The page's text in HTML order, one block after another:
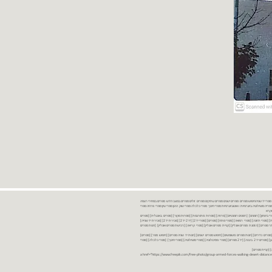
ספרים יד שניה ספרים משומשים ספרים חדשים ספרים יד 2 מכירת ספרים יד שניה ספרי יד שניהחיפוש ספרים ספרים ישנים ספרים עתיקים ספרים זולים ספרים במצב חדש ספרים במחירי רצפה
במבצע ספרים יד 2 ברמת גן ספרים יד 2 ביבנה יד 2 ספרים ספרי פסיכולוגיה ספריה סוציולוגיה ביוגרפיות ו אוטוביוגרפיות ספרי חינוך ספרי כלכלה ספרי שוק ההון ספרי עיון ספרי פרוזה ספרי
ביטחון] [רומנים] [רומנים רומנטיים] [פרוזה] [ספרות מתורגמת] [ספרות מקור] [ספרים באנגלית] [ספרים
חדשים מהחנות] [ספרים מומלצים] [ספרי בישול] [ספרי עידן חדש] [ספרי עסקים] [ספרי מורשת] [מחזות] [ספרי שירה] [ספרי בריאות] [ספרי תזונה] [ספרי רפואה] [ספרי מתח] [ספרים] [ספרי יד 2[ [יד 2 יד 2[ [מכירת יד 2[ [מכירת יד שנייה]
יד 2[ [ספר] [ספרים יד 2[ [הזמנת ספרים] [יד 2 ספרים] [ספרים בזול] [אתר ספרים] [הזמנת ספרים אונליין] [קניית ספרים אונליין] [ספרי קריאה] [רכישת ספרים אונליין] [חנות ספרים
נדירים] [חנות ספרים משומשים] [חיפוש ספרים ישנים] [חנות יד שניה ספרים] [חיפוש ספר] [ספרים]
[חנות ספרים זולים] [ספרים חדשים] [ספרים במחירי רצפה] [ספרים במשלוח חינם] [ספרים במשלוח עד הבית] [ספרים יד 2 ברמת גן] [ספרים יד 2 ביבנה] [יד 2 ספרים] [ספרי פסיכולוגיה] [ספרי סוציולוגיה] [ספרי חינוך] [ספרי כלכלה] [ספרי
[קניית ספרים]
<a href="https://www.freepik.com/free-photo/group-armed-forces-walking-desert-